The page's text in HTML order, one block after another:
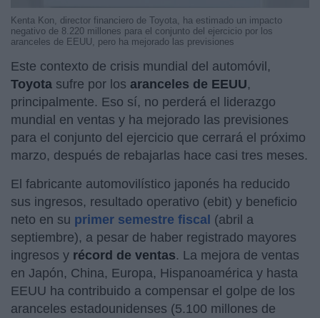
Kenta Kon, director financiero de Toyota, ha estimado un impacto
negativo de 8.220 millones para el conjunto del ejercicio por los
aranceles de EEUU, pero ha mejorado las previsiones
Este contexto de crisis mundial del automóvil,
Toyota sufre por los aranceles de EEUU,
principalmente. Eso sí, no perderá el liderazgo
mundial en ventas y ha mejorado las previsiones
para el conjunto del ejercicio que cerrará el próximo
marzo, después de rebajarlas hace casi tres meses.
El fabricante automovilístico japonés ha reducido
sus ingresos, resultado operativo (ebit) y beneficio
neto en su primer semestre fiscal (abril a
septiembre), a pesar de haber registrado mayores
ingresos y récord de ventas. La mejora de ventas
en Japón, China, Europa, Hispanoamérica y hasta
EEUU ha contribuido a compensar el golpe de los
aranceles estadounidenses (5.100 millones de